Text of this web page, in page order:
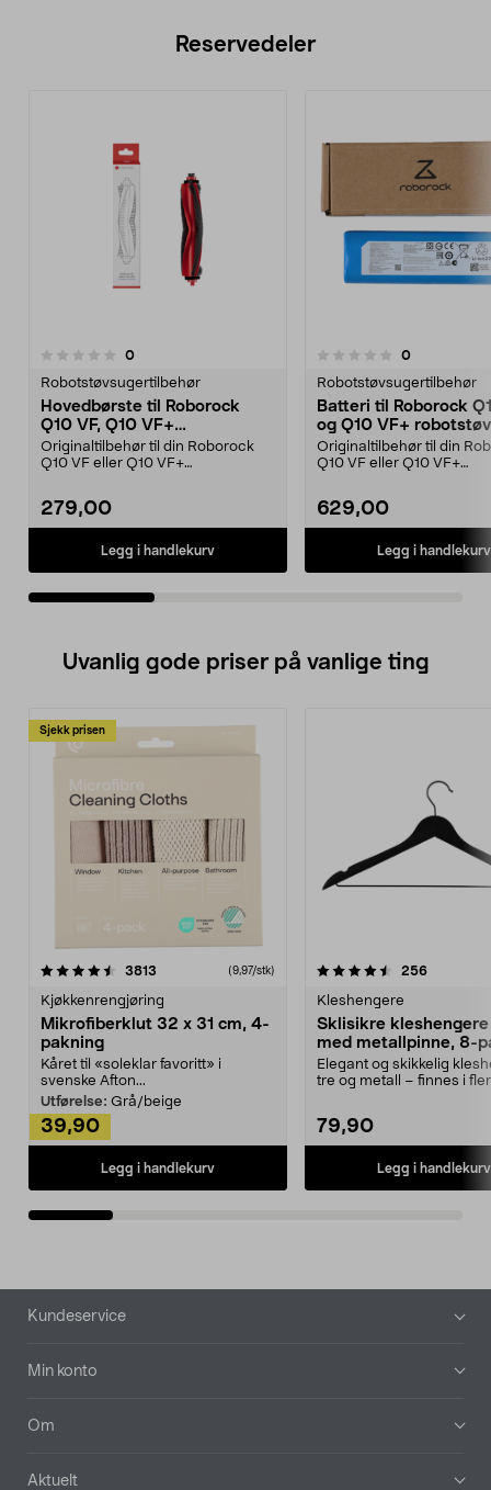
Reservedeler
0anmeldelser
Robotstøvsugertilbehør
Hovedbørste til Roborock
Q10 VF, Q10 VF+
robotstøvsuger
Originaltilbehør til din Roborock
Q10 VF eller Q10 VF+
279,00
Legg i handlekurv
0.0 av 5 stjerner 0anmeldelser
Robotstøvsugertilbehør
Batteri til Roborock
og Q10 VF+
Originaltilbehør til din
Q10 VF eller Q10 VF+
629,00
Legg i handlekurv
0.0 av 5 stjerner
Uvanlig gode priser på vanlige ting
Sjekk prisen
3813 anmeldelser(9,97/stk)
Kjøkkenrengjøring
Mikrofiberklut 32 x 31 cm, 4-
pakning
Kåret til «soleklar favoritt» i
svenske Afton...
Utførelse: Grå/beige
39,90
Legg i handlekurv
4.5av 5 stjerner 256
Kleshengere
Sklisikre
med metallpinne, 8-
Elegant og skikkelig
tre og metall – finnes i
79,90
Legg i handlekurv
4.5av 5 stjerner
Bunntekst
Kundeservice
Min konto
Om
Aktuelt